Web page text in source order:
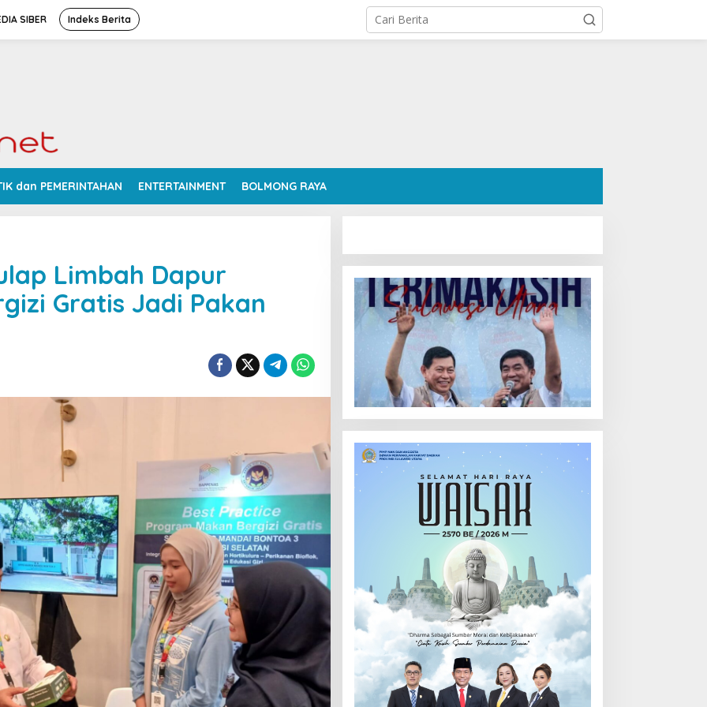
SIBER Indeks Berita
dan PEMERINTAHAN ENTERTAINMENT BOLMONG RAYA
Limbah Dapur
Gratis Jadi Pakan